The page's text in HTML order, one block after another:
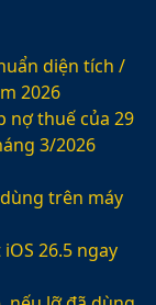
diện tích /
2026
nợ thuế của 29
3/2026
trên máy
26.5 ngay